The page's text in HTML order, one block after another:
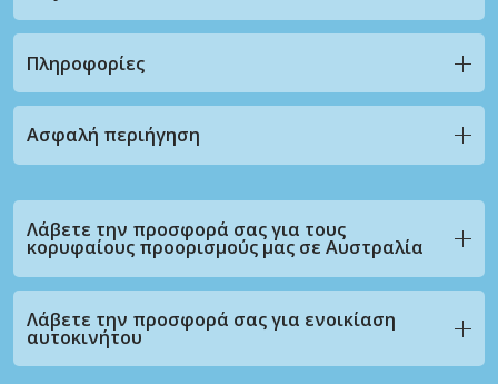
Πληροφορίες
Ασφαλή περιήγηση
Λάβετε την προσφορά σας για τους
κορυφαίους προορισμούς μας σε Αυστραλία
Λάβετε την προσφορά σας για ενοικίαση
αυτοκινήτου